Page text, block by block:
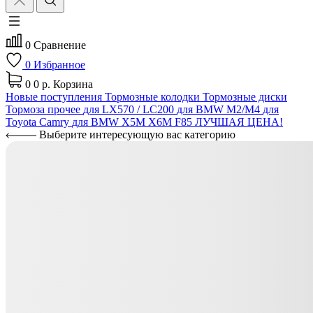
0 Сравнение
0 Избранное
0 0 р. Корзина
Новые поступления Тормозные колодки Тормозные диски
Тормоза прочее для LX570 / LC200 для BMW M2/M4 для
Toyota Camry для BMW X5M X6M F85 ЛУЧШАЯ ЦЕНА!
Выберите интересующую вас категорию